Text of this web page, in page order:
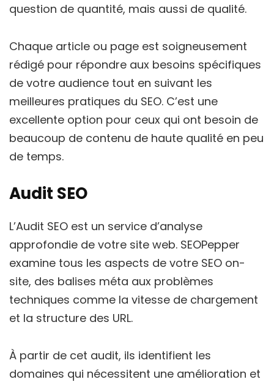
question de quantité, mais aussi de qualité.
Chaque article ou page est soigneusement
rédigé pour répondre aux besoins spécifiques
de votre audience tout en suivant les
meilleures pratiques du SEO. C’est une
excellente option pour ceux qui ont besoin de
beaucoup de contenu de haute qualité en peu
de temps.
Audit SEO
L’Audit SEO est un service d’analyse
approfondie de votre site web. SEOPepper
examine tous les aspects de votre SEO on-
site, des balises méta aux problèmes
techniques comme la vitesse de chargement
et la structure des URL.
À partir de cet audit, ils identifient les
domaines qui nécessitent une amélioration et